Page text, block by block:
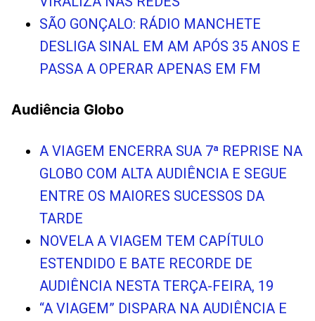
SÃO GONÇALO: RÁDIO MANCHETE
DESLIGA SINAL EM AM APÓS 35 ANOS E
PASSA A OPERAR APENAS EM FM
Audiência Globo
A VIAGEM ENCERRA SUA 7ª REPRISE NA
GLOBO COM ALTA AUDIÊNCIA E SEGUE
ENTRE OS MAIORES SUCESSOS DA
TARDE
NOVELA A VIAGEM TEM CAPÍTULO
ESTENDIDO E BATE RECORDE DE
AUDIÊNCIA NESTA TERÇA-FEIRA, 19
“A VIAGEM” DISPARA NA AUDIÊNCIA E